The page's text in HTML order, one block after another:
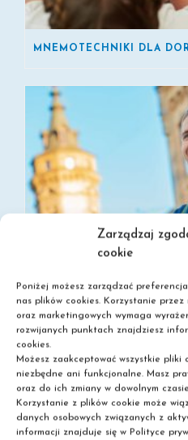
Zarządzaj
cookie
Poniżej możesz zarządzać
nas plików cookies. Korzystanie
oraz marketingowych wymaga
rozwijanych punktach znajdziesz
cookies.
Możesz zaakceptować wszystkie
niezbędne ani funkcjonalne. Masz
oraz do ich zmiany w dowolnym
Korzystanie z plików cookie może
danych osobowych związanych z
informacji znajduje się w Polityce